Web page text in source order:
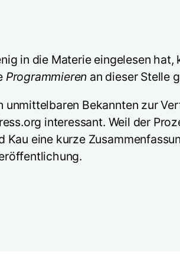
in die Materie eingelesen
Programmieren an dieser Stelle
Bekannten zur
interessant. Weil der
eine kurze